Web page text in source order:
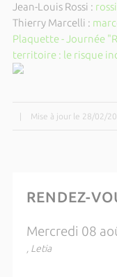
Jean-Louis Rossi :
Thierry Marcelli :
Plaquette - Journée
territoire : le risque
Mise à jour le 28/02/
RENDEZ-
Mercredi 08
, Letia